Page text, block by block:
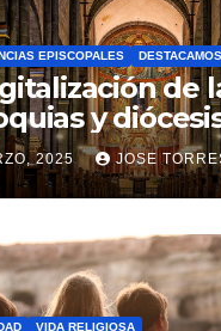
EPISCOPALES DESTACAMOS
de
y
ya para el
2025 JOSE
VIDA RELIGIOSA